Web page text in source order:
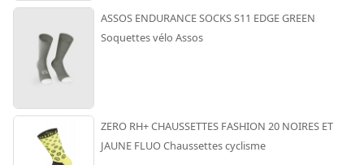
ASSOS ENDURANCE SOCKS S11 EDGE GREEN
Soquettes vélo Assos
ZERO RH+ CHAUSSETTES FASHION 20 NOIRES ET
JAUNE FLUO Chaussettes cyclisme